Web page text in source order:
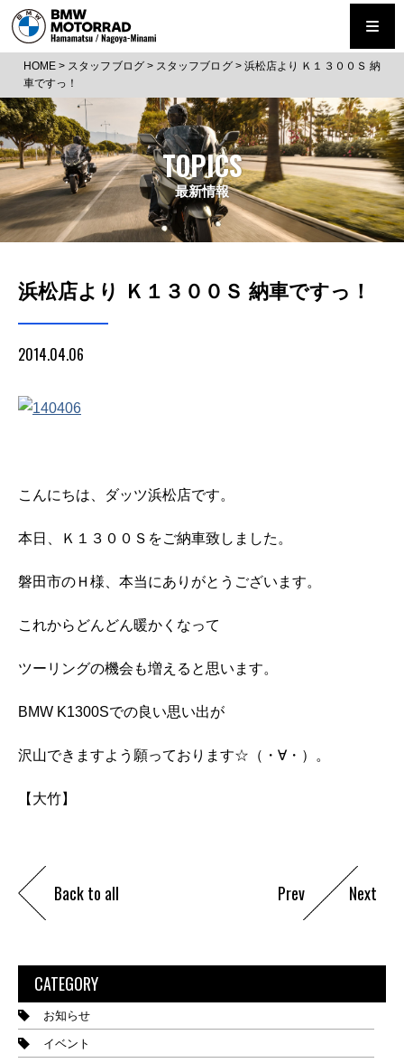
HOME > スタッフブログ> スタッフブログ> 浜松店より Ｋ１３００Ｓ 納
車ですっ！
TOPICS
最新情報
浜松店より Ｋ１３００Ｓ 納車ですっ！
2014.04.06
こんにちは、ダッツ浜松店です。
本日、Ｋ１３００Ｓをご納車致しました。
磐田市のＨ様、本当にありがとうございます。
これからどんどん暖かくなって
ツーリングの機会も増えると思います。
BMW K1300Sでの良い思い出が
沢山できますよう願っております☆（・∀・）。
【大竹】
Back to all Prev Next
CATEGORY
お知らせ
イベント